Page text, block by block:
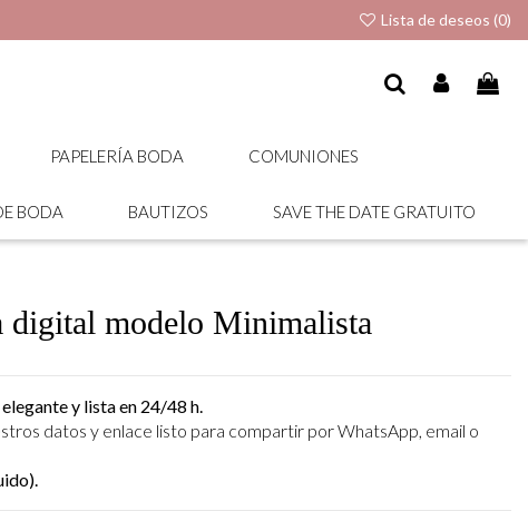
Lista de deseos (0)
PAPELERÍA BODA COMUNIONES
BODA BAUTIZOS SAVE THE DATE GRATUITO
digital modelo Minimalista
y lista en 24/48 h.
datos y enlace listo para compartir por WhatsApp, email o